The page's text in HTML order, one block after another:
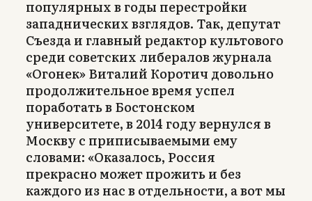
популярных в годы перестройки
западнических взглядов. Так, депутат
Съезда и главный редактор культового
среди советских либералов журнала
«Огонек» Виталий Коротич довольно
продолжительное время успел
поработать в Бостонском
университете, в 2014 году вернулся в
Москву с приписываемыми ему
словами: «Оказалось, Россия
прекрасно может прожить и без
каждого из нас в отдельности, а вот мы